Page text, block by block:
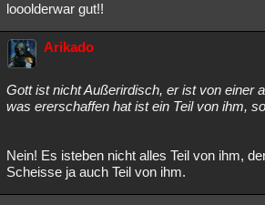
looolderwar gut!!
Arikado
Gott ist nicht Außerirdisch, er ist von einer
was ererschaffen hat ist ein Teil von ihm,
Nein! Es isteben nicht alles Teil von ihm,
Scheisse ja auch Teil von ihm.